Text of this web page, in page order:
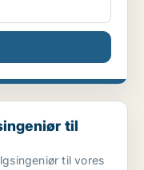
generatoranlæ...
til
til vores